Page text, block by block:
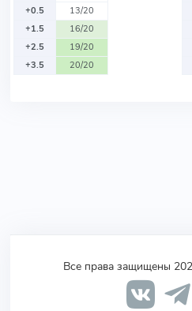
+0.5
13/20
+1.5
16/20
+2.5
19/20
+3.5
20/20
Все права защищены